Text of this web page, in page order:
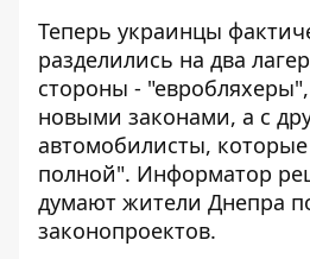
Теперь украинцы
разделились на два
стороны -
новыми законами, а с
автомобилисты,
полной". Информатор
думают жители Днепра
законопроектов.